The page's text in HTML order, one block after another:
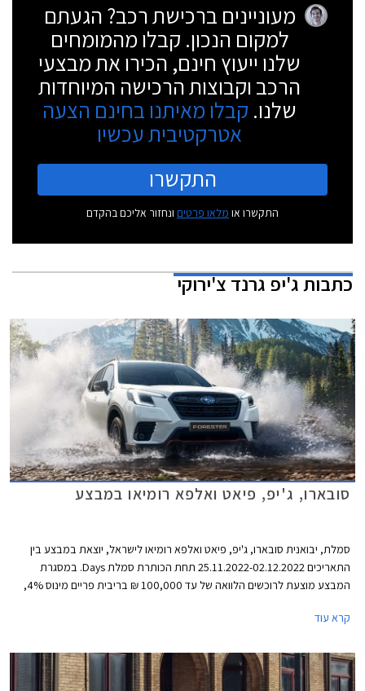
מעוניינים ברכישת רכב? הגעתם
למקום הנכון. קבלו מהמומחים
שלנו ייעוץ חינם, הכירו את מבצעי
הרכב וקבוצות הרכישה המיוחדות
שלנו. קבלו מאיתנו בחינם הצעה
אטרקטיבית עכשיו
התקשרו
התקשרו או מלאו פרטים ונחזור אליכם בהקדם
כתבותג'יפ גרנד צ'ירוקי
סובארו, ג'יפ, פיאט ואלפא רומיאו במבצע
סמלת, יבואנית סובארו, ג'יפ, פיאט ואלפא רומיאו לישראל, יוצאת במבצע בין
התאריכים 25.11.2022-02.12.2022 תחת הכותרת סמלת Days. במסגרת
המבצע מוצעת לרוכשים הלוואה של עד 100,000 ₪ בריבית פריים מינוס 4%,
וכוללים עמלת הקמה בסך 1.5% ממחיר הרכב ודמי משכון ושעבוד בסך 350 ₪,
שניהם בצירוף מע"מ.
קרא עוד